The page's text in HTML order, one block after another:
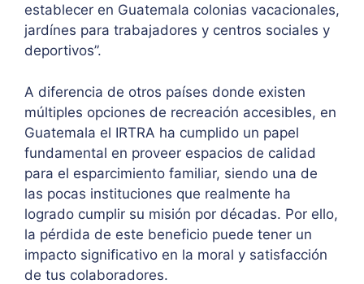
establecer en Guatemala colonias vacacionales,
jardínes para trabajadores y centros sociales y
deportivos”.
A diferencia de otros países donde existen
múltiples opciones de recreación accesibles, en
Guatemala el IRTRA ha cumplido un papel
fundamental en proveer espacios de calidad
para el esparcimiento familiar, siendo una de
las pocas instituciones que realmente ha
logrado cumplir su misión por décadas. Por ello,
la pérdida de este beneficio puede tener un
impacto significativo en la moral y satisfacción
de tus colaboradores.